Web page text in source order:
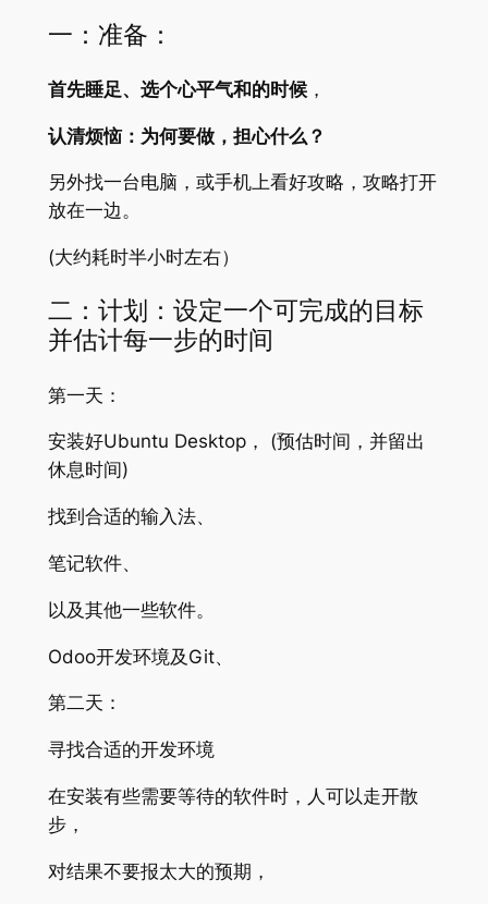
一：准备：
首先睡足、选个心平气和的时候，
认清烦恼：为何要做，担心什么？
另外找一台电脑，或手机上看好攻略，攻略打开
放在一边。
(大约耗时半小时左右）
二：计划：设定一个可完成的目标
并估计每一步的时间
第一天：
安装好Ubuntu Desktop， (预估时间，并留出
休息时间)
找到合适的输入法、
笔记软件、
以及其他一些软件。
Odoo开发环境及Git、
第二天：
寻找合适的开发环境
在安装有些需要等待的软件时，人可以走开散
步，
对结果不要报太大的预期，